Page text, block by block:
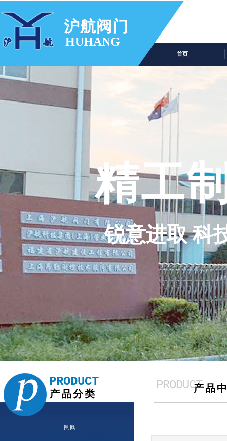
首页
沪航阀门
HUHANG
精工
锐意进取 科
PRODUCT
PRODUCT
CATEGORY
产品
产品分类
闸阀